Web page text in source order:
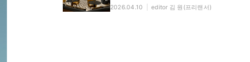
2026.04.10 editor 김 원(프리랜서)